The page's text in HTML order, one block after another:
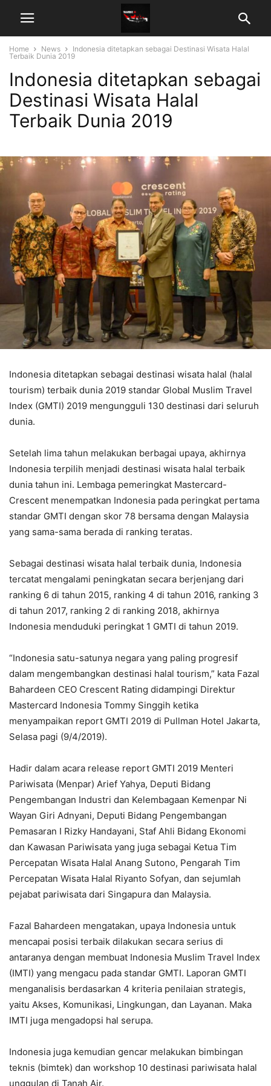
Home News
Indonesia ditetapkan sebagai Destinasi Wisata Halal
Terbaik Dunia 2019
Indonesia ditetapkan sebagai
Destinasi Wisata Halal
Terbaik Dunia 2019
Indonesia ditetapkan sebagai destinasi wisata halal (halal
tourism) terbaik dunia 2019 standar Global Muslim Travel
Index (GMTI) 2019 mengungguli 130 destinasi dari seluruh
dunia.
Setelah lima tahun melakukan berbagai upaya, akhirnya
Indonesia terpilih menjadi destinasi wisata halal terbaik
dunia tahun ini. Lembaga pemeringkat Mastercard-
Crescent menempatkan Indonesia pada peringkat pertama
standar GMTI dengan skor 78 bersama dengan Malaysia
yang sama-sama berada di ranking teratas.
Sebagai destinasi wisata halal terbaik dunia, Indonesia
tercatat mengalami peningkatan secara berjenjang dari
ranking 6 di tahun 2015, ranking 4 di tahun 2016, ranking 3
di tahun 2017, ranking 2 di ranking 2018, akhirnya
Indonesia menduduki peringkat 1 GMTI di tahun 2019.
“Indonesia satu-satunya negara yang paling progresif
dalam mengembangkan destinasi halal tourism,” kata Fazal
Bahardeen CEO Crescent Rating didampingi Direktur
Mastercard Indonesia Tommy Singgih ketika
menyampaikan report GMTI 2019 di Pullman Hotel Jakarta,
Selasa pagi (9/4/2019).
Hadir dalam acara release report GMTI 2019 Menteri
Pariwisata (Menpar) Arief Yahya, Deputi Bidang
Pengembangan Industri dan Kelembagaan Kemenpar Ni
Wayan Giri Adnyani, Deputi Bidang Pengembangan
Pemasaran I Rizky Handayani, Staf Ahli Bidang Ekonomi
dan Kawasan Pariwisata yang juga sebagai Ketua Tim
Percepatan Wisata Halal Anang Sutono, Pengarah Tim
Percepatan Wisata Halal Riyanto Sofyan, dan sejumlah
pejabat pariwisata dari Singapura dan Malaysia.
Fazal Bahardeen mengatakan, upaya Indonesia untuk
mencapai posisi terbaik dilakukan secara serius di
antaranya dengan membuat Indonesia Muslim Travel Index
(IMTI) yang mengacu pada standar GMTI. Laporan GMTI
menganalisis berdasarkan 4 kriteria penilaian strategis,
yaitu Akses, Komunikasi, Lingkungan, dan Layanan. Maka
IMTI juga mengadopsi hal serupa.
Indonesia juga kemudian gencar melakukan bimbingan
teknis (bimtek) dan workshop 10 destinasi pariwisata halal
unggulan di Tanah Air.